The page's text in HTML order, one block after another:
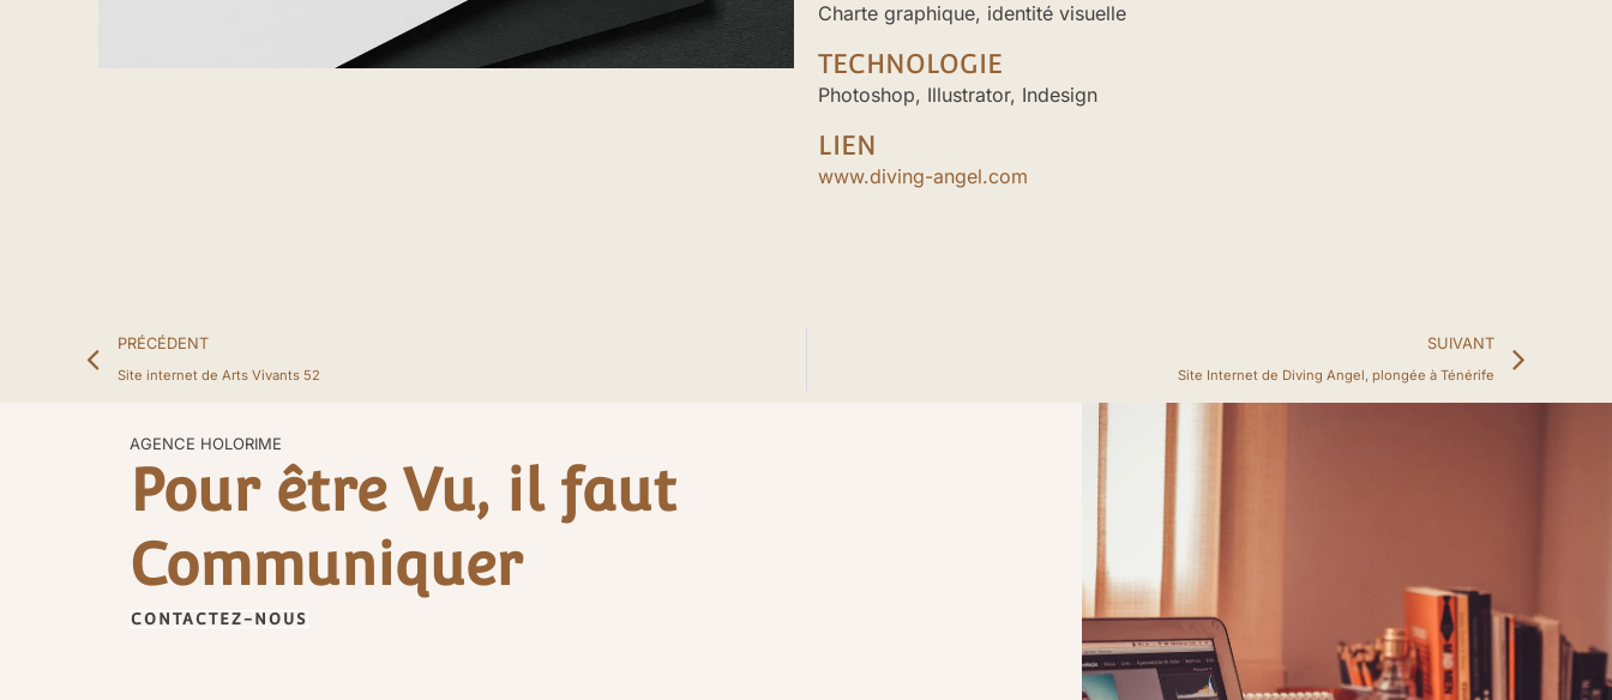
Charte graphique, identité visuelle
TECHNOLOGIE
Photoshop, Illustrator, Indesign
LIEN
www.diving-angel.com
Précédent
PRÉCÉDENT
Site internet de Arts Vivants 52
SUIVANT
Site Internet de Diving Angel, plongée à Ténérife
AGENCE HOLORIME
Pour être Vu, il faut
Communiquer
CONTACTEZ-NOUS